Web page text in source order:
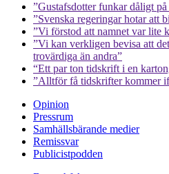
”Gustafsdotter funkar dåligt på
”Svenska regeringar hotar att
”Vi förstod att namnet var lite
”Vi kan verkligen bevisa att
trovärdiga än andra”
“Ett par ton tidskrift i en
”Alltför få tidskrifter kommer
Opinion
Pressrum
Samhällsbärande medier
Remissvar
Publicistpodden